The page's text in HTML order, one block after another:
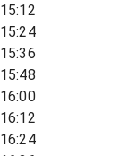
15:12
15:24
15:36
15:48
16:00
16:12
16:24